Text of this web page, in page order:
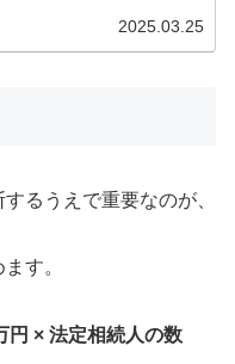
2025.03.25
るうえで重要なのが、
す。
円 × 法定相続人の数